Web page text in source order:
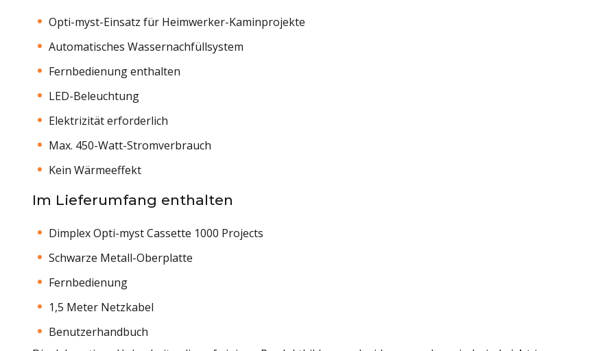
Opti-myst-Einsatz für Heimwerker-Kaminprojekte
Automatisches Wassernachfüllsystem
Fernbedienung enthalten
LED-Beleuchtung
Elektrizität erforderlich
Max. 450-Watt-Stromverbrauch
Kein Wärmeeffekt
Im Lieferumfang enthalten
Dimplex Opti-myst Cassette 1000 Projects
Schwarze Metall-Oberplatte
Fernbedienung
1,5 Meter Netzkabel
Benutzerhandbuch